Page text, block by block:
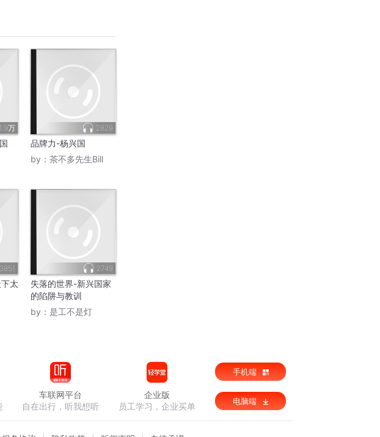
万 2829
品牌力-杨兴国
by： 茶不多先生Bill
3851
太
2749
失落的世界-新兴国家
的陷阱与教训
by： 是工不是灯
车联网平台
自在出行，听我想听
企业版
员工学习，企业买单
手机端
电脑端